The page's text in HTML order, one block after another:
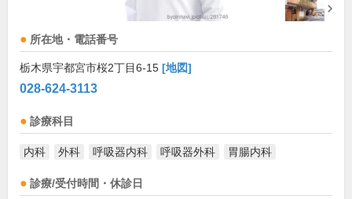
所在地・電話番号
栃木県宇都宮市桜2丁目6-15 [地図]
028-624-3113
診療科目
内科 外科 呼吸器内科 呼吸器外科 胃腸内科
診療/受付時間・休診日